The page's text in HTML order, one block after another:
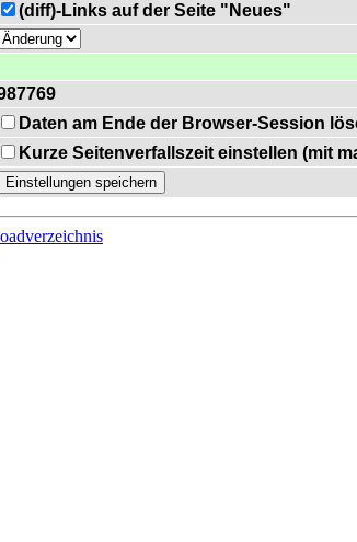
(diff)-Links auf der Seite "Neues"
Daten am Ende der Browser-Session
Kurze Seitenverfallszeit einstellen (mit